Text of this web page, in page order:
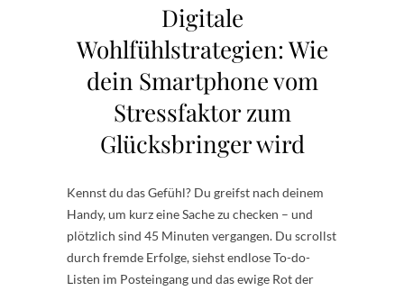
Digitale
Wohlfühlstrategien: Wie
dein Smartphone vom
Stressfaktor zum
Glücksbringer wird
Kennst du das Gefühl? Du greifst nach deinem
Handy, um kurz eine Sache zu checken – und
plötzlich sind 45 Minuten vergangen. Du scrollst
durch fremde Erfolge, siehst endlose To-do-
Listen im Posteingang und das ewige Rot der